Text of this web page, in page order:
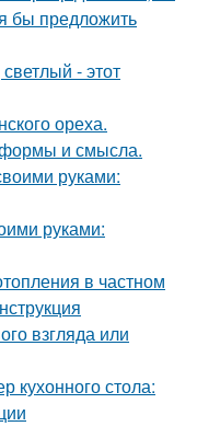
бы предложить
- этот
ореха.
и смысла.
руками:
руками:
в частном
взгляда или
кухонного стола: